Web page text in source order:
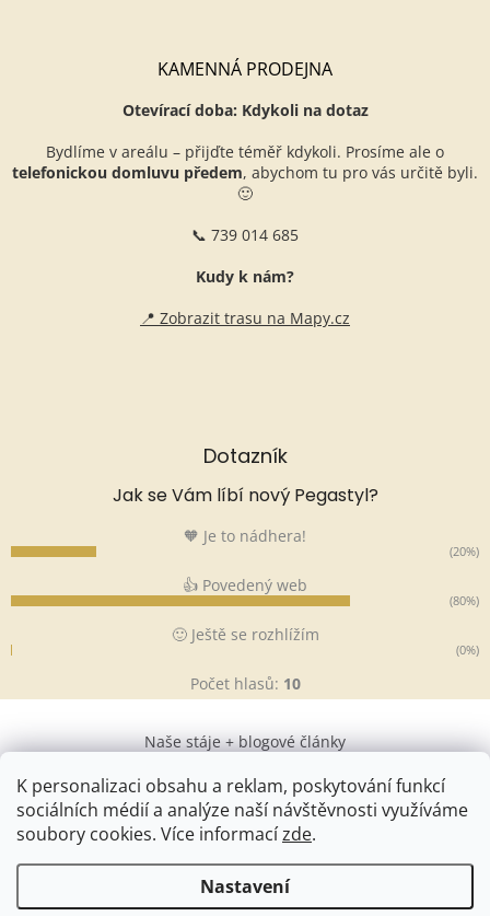
K personalizaci obsahu a reklam, poskytování funkcí
sociálních médií a analýze naší návštěvnosti využíváme
soubory cookies. Více informacízde.
Nastavení
KAMENNÁ PRODEJNA
Otevírací doba: Kdykoli na dotaz
Bydlíme v areálu – přijďte téměř kdykoli. Prosíme ale o
telefonickou domluvu předem, abychom tu pro vás určitě byli.
🙂
📞 739 014 685
Kudy k nám?
📍 Zobrazit trasu na Mapy.cz
Dotazník
Jak se Vám líbí nový Pegastyl?
🧡 Je to nádhera!
(20%)
👍 Povedený web
(80%)
🙂 Ještě se rozhlížím
(0%)
Počet hlasů: 10
Naše stáje + blogové články
Vytvořil Shoptet